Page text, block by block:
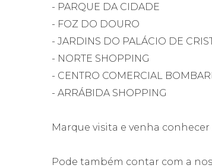
- PARQUE DA CIDADE
- FOZ DO DOURO
- JARDINS DO PALÁCIO DE
- NORTE SHOPPING
- CENTRO COMERCIAL
- ARRÁBIDA SHOPPING
Marque visita e venha
Pode também contar com a